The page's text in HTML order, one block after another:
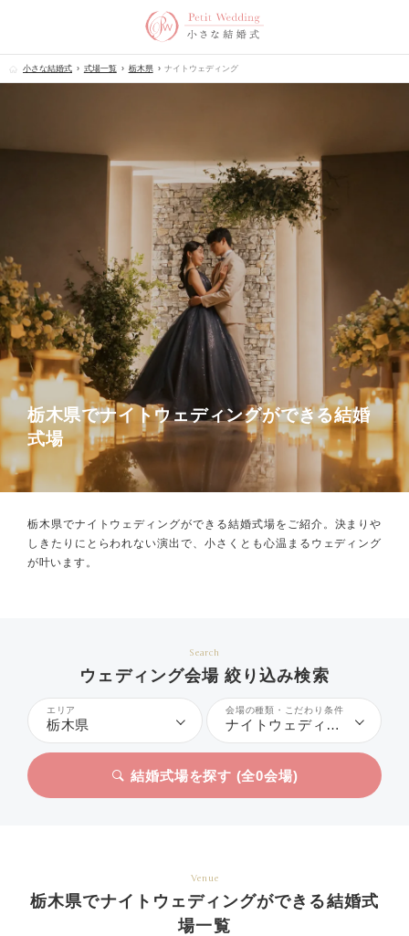
小さな結婚式 式場一覧 栃木県 ナイトウェディング
栃木県でナイトウェディングができる結婚
式場
栃木県でナイトウェディングができる結婚式場をご紹介。 決まりや
しきたりにとらわれない演出で、小さくとも心温まるウェディング
が叶います。
Search
ウェディング会場 絞り込み検索
エリア
栃木県
会場の種類・こだわり条件
ナイトウェディング
結婚式場を探す (全0会場)
Venue
栃木県でナイトウェディングができる結婚式
場一覧